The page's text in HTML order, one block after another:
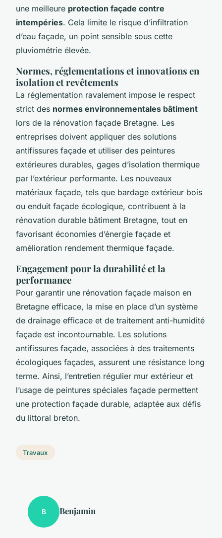
une meilleure protection façade contre
intempéries. Cela limite le risque d’infiltration
d’eau façade, un point sensible sous cette
pluviométrie élevée.
Normes, réglementations et innovations en
isolation et revêtements
La réglementation ravalement impose le respect
strict des normes environnementales bâtiment
lors de la rénovation façade Bretagne. Les
entreprises doivent appliquer des solutions
antifissures façade et utiliser des peintures
extérieures durables, gages d’isolation thermique
par l’extérieur performante. Les nouveaux
matériaux façade, tels que bardage extérieur bois
ou enduit façade écologique, contribuent à la
rénovation durable bâtiment Bretagne, tout en
favorisant économies d’énergie façade et
amélioration rendement thermique façade.
Engagement pour la durabilité et la
performance
Pour garantir une rénovation façade maison en
Bretagne efficace, la mise en place d’un système
de drainage efficace et de traitement anti-humidité
façade est incontournable. Les solutions
antifissures façade, associées à des traitements
écologiques façades, assurent une résistance long
terme. Ainsi, l’entretien régulier mur extérieur et
l’usage de peintures spéciales façade permettent
une protection façade durable, adaptée aux défis
du littoral breton.
Travaux
B Benjamin